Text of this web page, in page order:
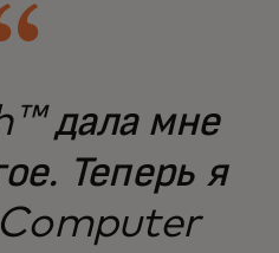
дала мне
Теперь я
Computer